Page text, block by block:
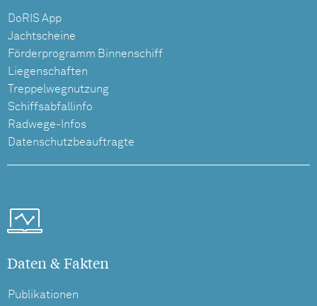
DoRIS App
Jachtscheine
Förderprogramm Binnenschiff
Liegenschaften
Treppelwegnutzung
Schiffsabfallinfo
Radwege-Infos
Datenschutzbeauftragte
Daten & Fakten
Publikationen